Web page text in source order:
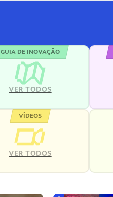
GUIA DE INOVAÇÃO
VER TODOS
VÍDEOS
VER TODOS